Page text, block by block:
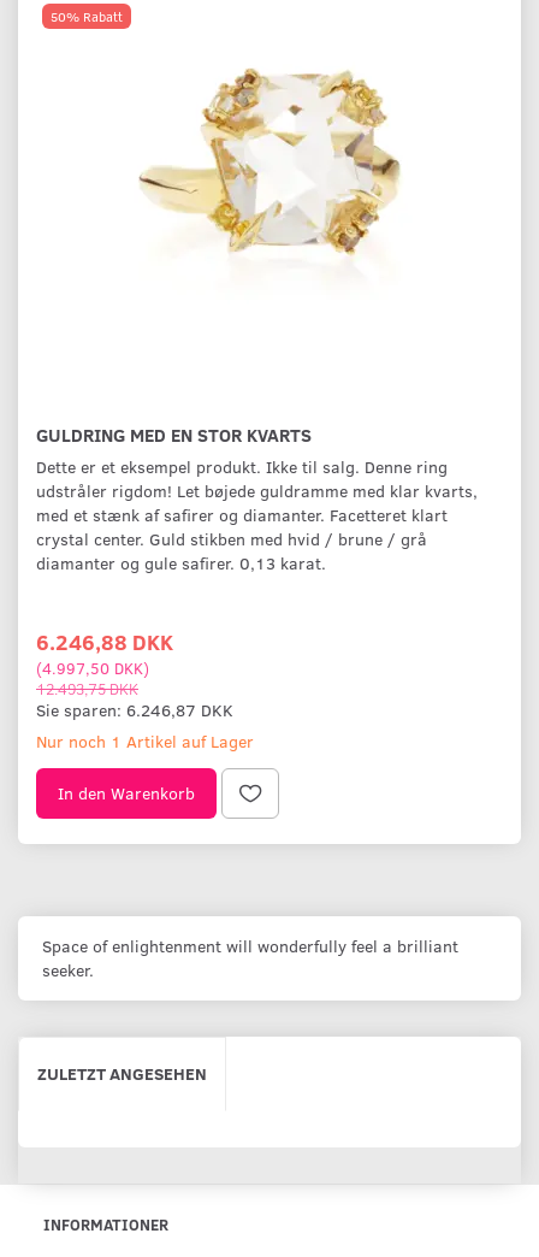
50% Rabatt
GULDRING MED EN STOR KVARTS
Dette er et eksempel produkt. Ikke til salg. Denne ring
udstråler rigdom! Let bøjede guldramme med klar kvarts,
med et stænk af safirer og diamanter. Facetteret klart
crystal center. Guld stikben med hvid / brune / grå
diamanter og gule safirer. 0,13 karat.
6.246,88 DKK
(4.997,50 DKK)
12.493,75 DKK
Sie sparen: 6.246,87 DKK
Nur noch 1 Artikel auf Lager
In den Warenkorb
Space of enlightenment will wonderfully feel a brilliant
seeker.
ZULETZT ANGESEHEN
INFORMATIONER